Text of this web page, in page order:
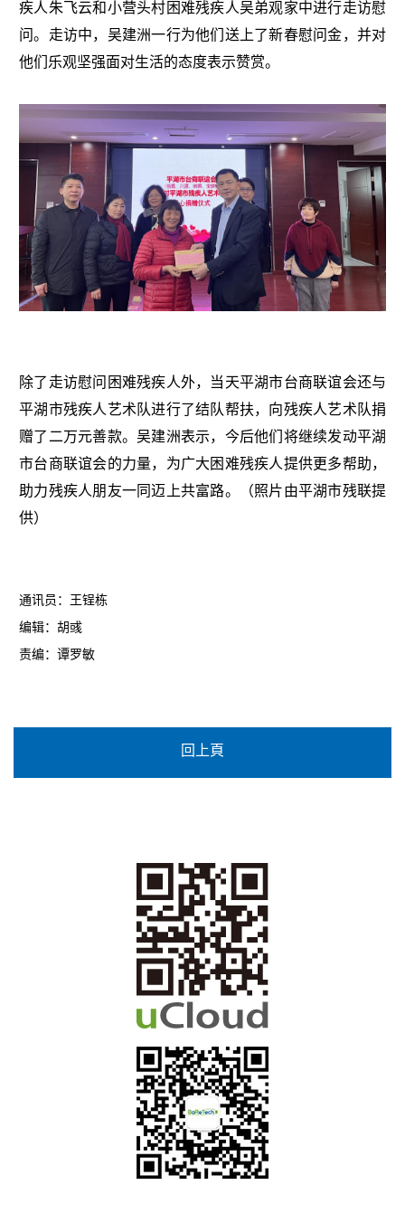
疾人朱飞云和小营头村困难残疾人吴弟观家中进行走访慰
问。走访中，吴建洲一行为他们送上了新春慰问金，并对
他们乐观坚强面对生活的态度表示赞赏。
除了走访慰问困难残疾人外，当天平湖市台商联谊会还与
平湖市残疾人艺术队进行了结队帮扶，向残疾人艺术队捐
赠了二万元善款。吴建洲表示，今后他们将继续发动平湖
市台商联谊会的力量，为广大困难残疾人提供更多帮助，
助力残疾人朋友一同迈上共富路。（照片由平湖市残联提
供）
通讯员：王锃栋
编辑：胡彧
责编：谭罗敏
回上頁